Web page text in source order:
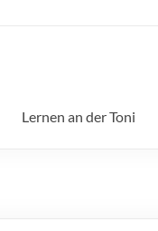
Lernen an der Toni